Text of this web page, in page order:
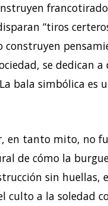
“tiros
construyen
se dedican
bala simbólica es
en tanto mito, no
de cómo la
sin huellas,
culto a la soledad